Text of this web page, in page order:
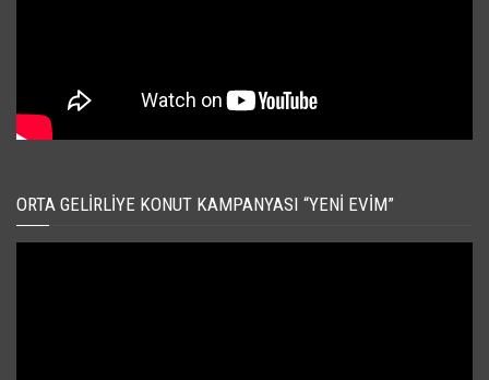
ORTA GELIRLIYE KONUT KAMPANYASI “YENI EVIM”